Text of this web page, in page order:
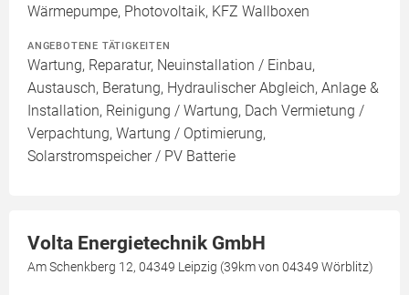
Wärmepumpe, Photovoltaik, KFZ Wallboxen
ANGEBOTENE TÄTIGKEITEN
Wartung, Reparatur, Neuinstallation / Einbau,
Austausch, Beratung, Hydraulischer Abgleich, Anlage &
Installation, Reinigung / Wartung, Dach Vermietung /
Verpachtung, Wartung / Optimierung,
Solarstromspeicher / PV Batterie
Volta Energietechnik GmbH
Am Schenkberg 12, 04349 Leipzig (39km von 04349 Wörblitz)